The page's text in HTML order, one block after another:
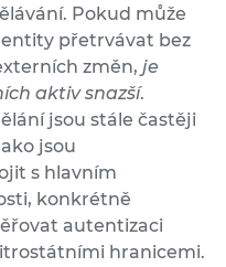
Pokud může
přetrvávat bez
změn, je
aktiv snazší.
jsou stále častěji
jsou
s hlavním
konkrétně
autentizaci
hranicemi.